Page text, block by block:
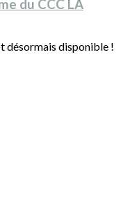
du CCC LA
désormais disponible !